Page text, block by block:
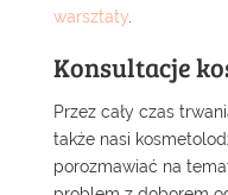
warsztaty.
Konsultacje
Przez cały czas
także nasi
porozmawiać na